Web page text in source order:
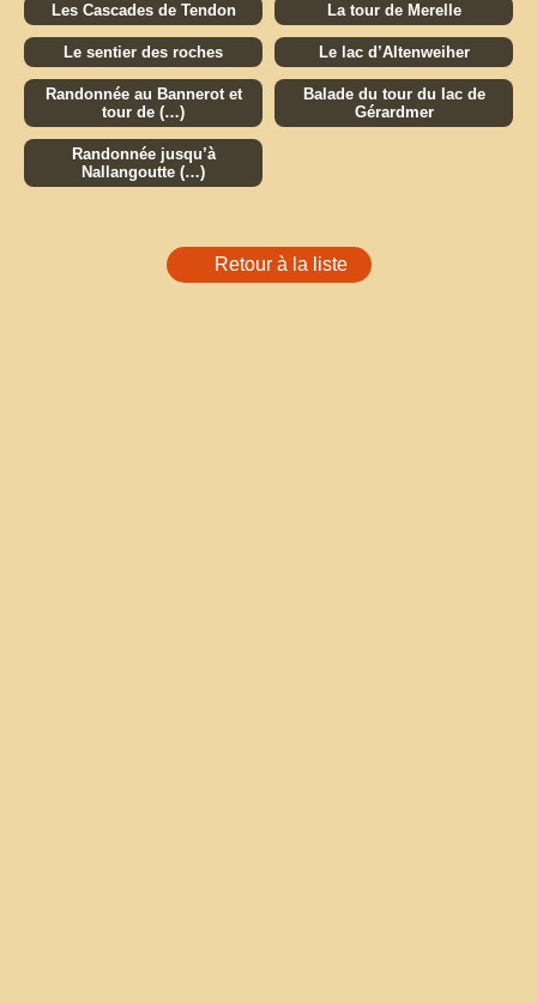
Les Cascades de Tendon La tour de Merelle
Le sentier des roches Le lac d’Altenweiher
Randonnée au Bannerot et
tour de (…)
Balade du tour du lac de
Gérardmer
Randonnée jusqu’à
Nallangoutte (…)
Retour à la liste